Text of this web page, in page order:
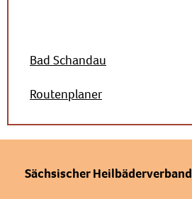
Bad Schandau
Routenplaner
Sächsischer Heilbäderverband